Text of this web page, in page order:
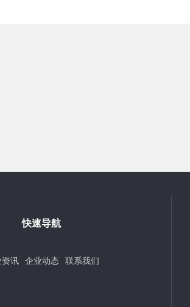
快速导航
讯 企业动态 联系我们